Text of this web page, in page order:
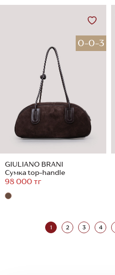
0-0-3
GIULIANO BRANI
Сумка top-handle
98 000 тг
1 2 3 4